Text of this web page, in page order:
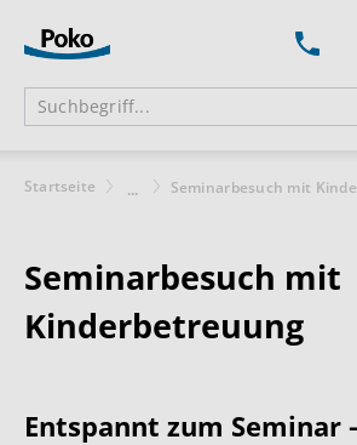
Startseite ... Seminarbesuch mit
Seminarbesuch mit
Kinderbetreuung
Entspannt zum Seminar